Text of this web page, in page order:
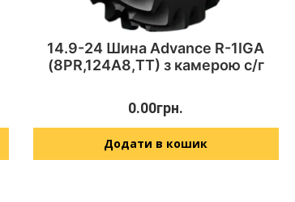
14.9-24 Шина Advance R-1IGA
(8PR,124А8,TT) з камерою с/г
0.00грн.
Додати в кошик